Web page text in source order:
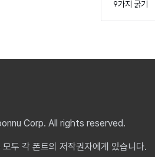
9가지 굵기
Corp. All rights reserved.
두 각 폰트의 저작권자에게 있습니다.